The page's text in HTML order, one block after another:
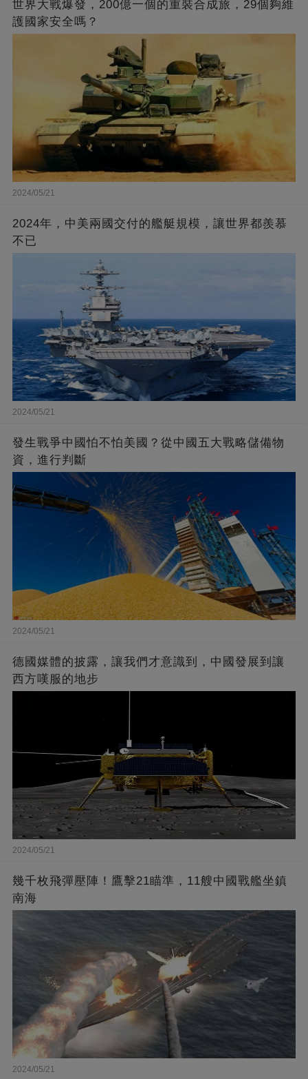
世界大戰爆發，200億一個的重裝合成旅，29個夠維
護國家安全嗎？
2024/05/21
2024年，中美兩國交付的艦艇規模，讓世界都羨慕
不已
2024/05/21
發生戰爭中國怕不怕美國？從中國五大戰略儲備物
資，進行判斷
2024/05/21
德國媒體的披露，讓我們才意識到，中國發展到讓
西方嘆服的地步
2024/05/21
幾千枚飛彈壓陣！鷹擊21瞄準，11艘中國戰艦坐鎮
南海
2024/05/21